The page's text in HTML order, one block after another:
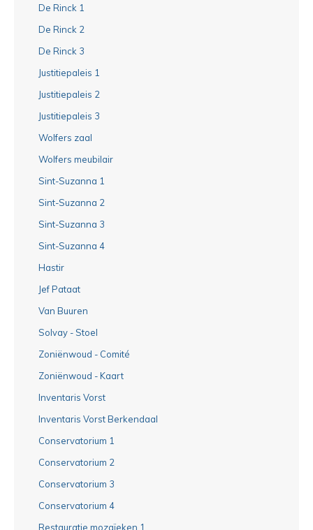
De Rinck 1
De Rinck 2
De Rinck 3
Justitiepaleis 1
Justitiepaleis 2
Justitiepaleis 3
Wolfers zaal
Wolfers meubilair
Sint-Suzanna 1
Sint-Suzanna 2
Sint-Suzanna 3
Sint-Suzanna 4
Hastir
Jef Pataat
Van Buuren
Solvay - Stoel
Zoniënwoud - Comité
Zoniënwoud - Kaart
Inventaris Vorst
Inventaris Vorst Berkendaal
Conservatorium 1
Conservatorium 2
Conservatorium 3
Conservatorium 4
Restauratie mozaïeken 1